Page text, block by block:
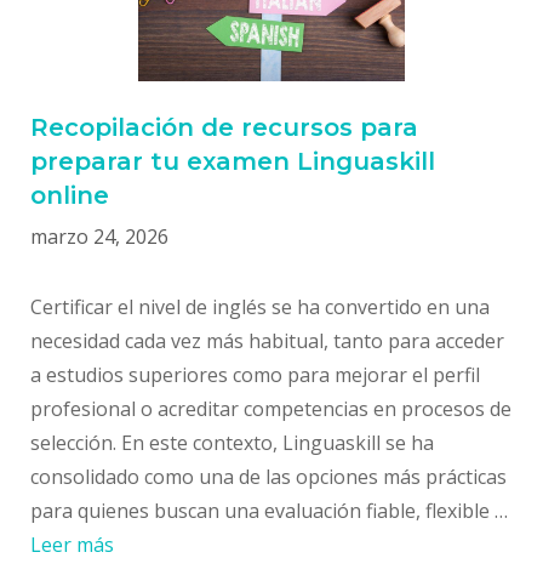
Recopilación de recursos para
preparar tu examen Linguaskill
online
marzo 24, 2026
Certificar el nivel de inglés se ha convertido en una
necesidad cada vez más habitual, tanto para acceder
a estudios superiores como para mejorar el perfil
profesional o acreditar competencias en procesos de
selección. En este contexto, Linguaskill se ha
consolidado como una de las opciones más prácticas
para quienes buscan una evaluación fiable, flexible …
Leer más